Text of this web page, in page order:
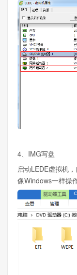
4、IMG写盘
启动LEDE虚拟机
像Windows一样操